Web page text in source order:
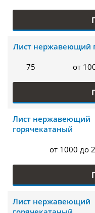
Лист нержавеющий
75
от
Лист нержавеющий
горячекатаный
от 1000 до
Лист нержавеющий